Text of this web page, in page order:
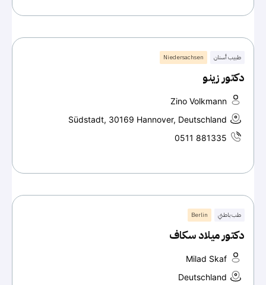
طبيب أسنان Niedersachsen
دكتور زينو
Zino Volkmann
Südstadt, 30169 Hannover, Deutschland
0511 881335
طب باطني Berlin
دكتور ميلاد سكاف
Milad Skaf
Deutschland